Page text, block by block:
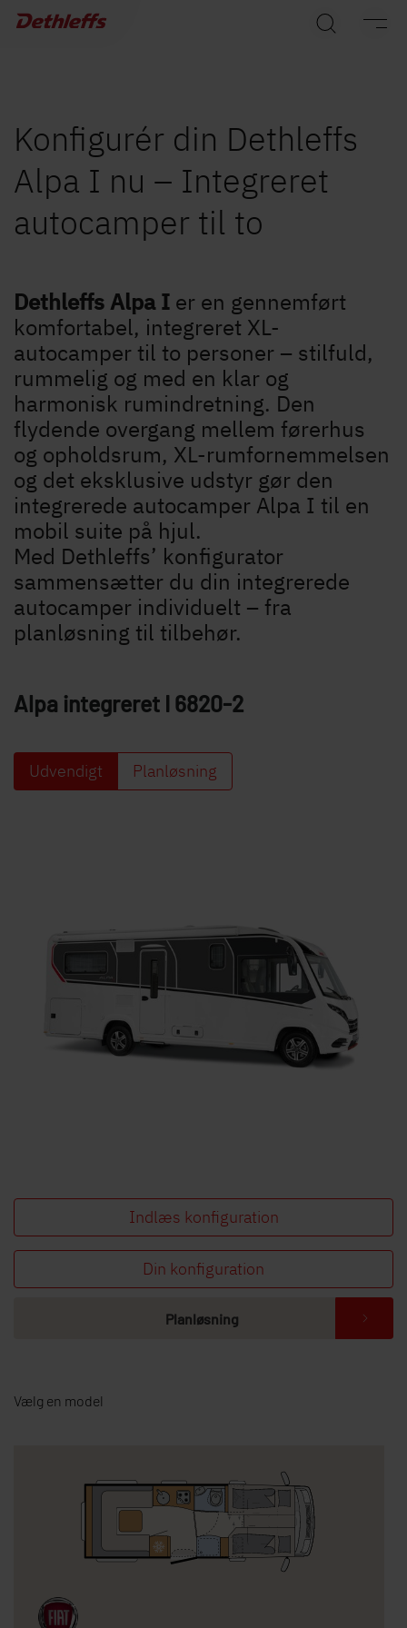
Autocampere
Camper Vans
Dethleffs originalt tilbehør
Dethleffs
Find forhandler
Konfigurér din Dethleffs
Alpa I nu – Integreret
autocamper til to
Dethleffs Alpa I er en gennemført
komfortabel, integreret XL-
autocamper til to personer – stilfuld,
rummelig og med en klar og
harmonisk rumindretning. Den
flydende overgang mellem førerhus
og opholdsrum, XL-rumfornemmelsen
og det eksklusive udstyr gør den
integrerede autocamper Alpa I til en
mobil suite på hjul.
Med Dethleffs’ konfigurator
sammensætter du din integrerede
autocamper individuelt – fra
planløsning til tilbehør.
Alpa integreret I 6820-2
Udvendigt Planløsning
Indlæs konfiguration
Din konfiguration
Planløsning
Vælg en model
Find en Dethleffs forhandler nær dig